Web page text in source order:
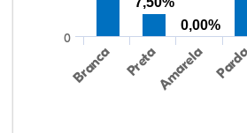
Branca PretaAmarela
0
0,00%